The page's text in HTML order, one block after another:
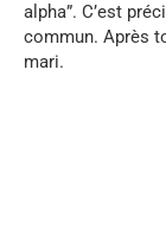
alpha”. C’est
commun. Après
mari.